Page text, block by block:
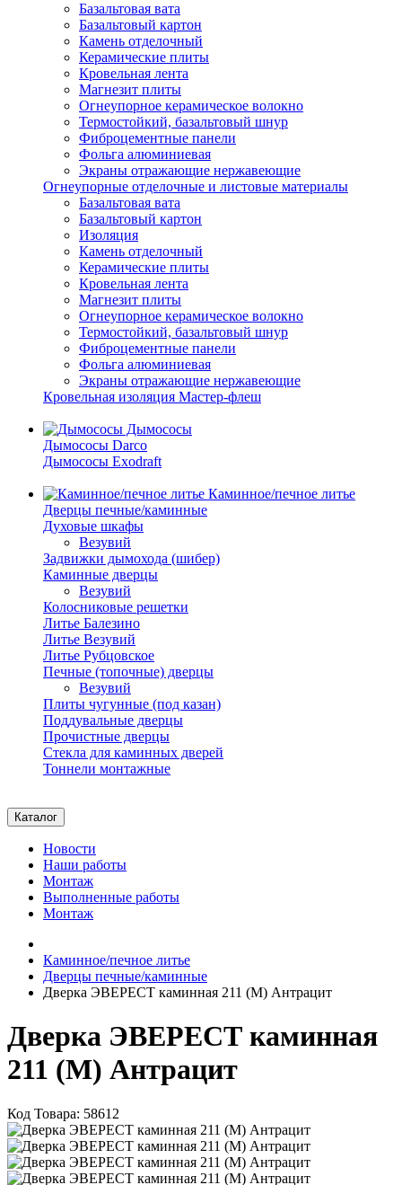
Базальтовая вата
Базальтовый картон
Камень отделочный
Керамические плиты
Кровельная лента
Магнезит плиты
Огнеупорное керамическое волокно
Термостойкий, базальтовый шнур
Фиброцементные панели
Фольга алюминиевая
Экраны отражающие нержавеющие
Огнеупорные отделочные и листовые материалы
Базальтовая вата
Базальтовый картон
Изоляция
Камень отделочный
Керамические плиты
Кровельная лента
Магнезит плиты
Огнеупорное керамическое волокно
Термостойкий, базальтовый шнур
Фиброцементные панели
Фольга алюминиевая
Экраны отражающие нержавеющие
Кровельная изоляция Мастер-флеш
Дымососы
Дымососы Darco
Дымососы Exodraft
Каминное/печное литье
Дверцы печные/каминные
Духовые шкафы
Везувий
Задвижки дымохода (шибер)
Каминные дверцы
Везувий
Колосниковые решетки
Литье Балезино
Литье Везувий
Литье Рубцовское
Печные (топочные) дверцы
Везувий
Плиты чугунные (под казан)
Поддувальные дверцы
Прочистные дверцы
Стекла для каминных дверей
Тоннели монтажные
Каталог
Новости
Наши работы
Монтаж
Выполненные работы
Монтаж
Каминное/печное литье
Дверцы печные/каминные
Дверка ЭВЕРЕСТ каминная 211 (М) Антрацит
Дверка ЭВЕРЕСТ каминная
211 (М) Антрацит
Код Товара: 58612